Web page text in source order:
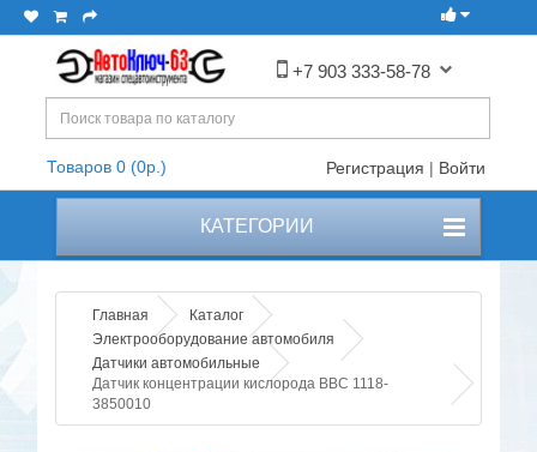
+7 903 333-58-78
Товаров 0 (0р.) Регистрация | Войти
КАТЕГОРИИ
Главная
Каталог
Электрооборудование автомобиля
Датчики автомобильные
Датчик концентрации кислорода BBC 1118-
3850010